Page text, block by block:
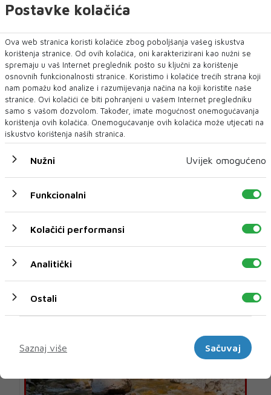
BIH
Postavke kolačića
Ova web stranica koristi kolačiće zbog poboljšanja vašeg iskustva
korištenja stranice. Od ovih kolačića, oni karakterizirani kao nužni se
spremaju u vaš Internet preglednik pošto su ključni za korištenje
osnovnih funkcionalnosti stranice. Koristimo i kolačiće trećih strana koji
nam pomažu kod analize i razumijevanja načina na koji koristite naše
stranice. Ovi kolačići će biti pohranjeni u vašem Internet pregledniku
samo s vašom dozvolom. Također, imate mogućnost onemogućavanja
korištenja ovih kolačića. Onemogućavanje ovih kolačića može utjecati na
iskustvo korištenja naših stranica.
Nužni Uvijek omogućeno
Funkcionalni
Kolačići performansi
Analitički
Ostali
Saznaj više
Sačuvaj